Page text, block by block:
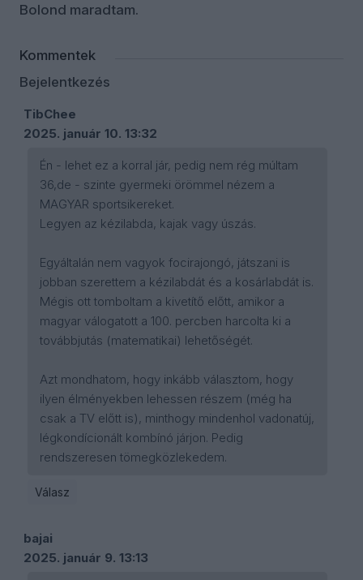
Bolond maradtam.
Kommentek
Bejelentkezés
TibChee
2025. január 10. 13:32
Én - lehet ez a korral jár, pedig nem rég múltam
36,de - szinte gyermeki örömmel nézem a
MAGYAR sportsikereket.
Legyen az kézilabda, kajak vagy úszás.
Egyáltalán nem vagyok focirajongó, játszani is
jobban szerettem a kézilabdát és a kosárlabdát is.
Mégis ott tomboltam a kivetítő előtt, amikor a
magyar válogatott a 100. percben harcolta ki a
továbbjutás (matematikai) lehetőségét.
Azt mondhatom, hogy inkább választom, hogy
ilyen élményekben lehessen részem (még ha
csak a TV előtt is), minthogy mindenhol vadonatúj,
légkondícionált kombínó járjon. Pedig
rendszeresen tömegközlekedem.
Válasz
bajai
2025. január 9. 13:13